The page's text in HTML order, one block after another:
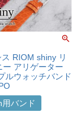
RIOM shiny リ
ー アリゲーター
ルウォッチバンド
バンド